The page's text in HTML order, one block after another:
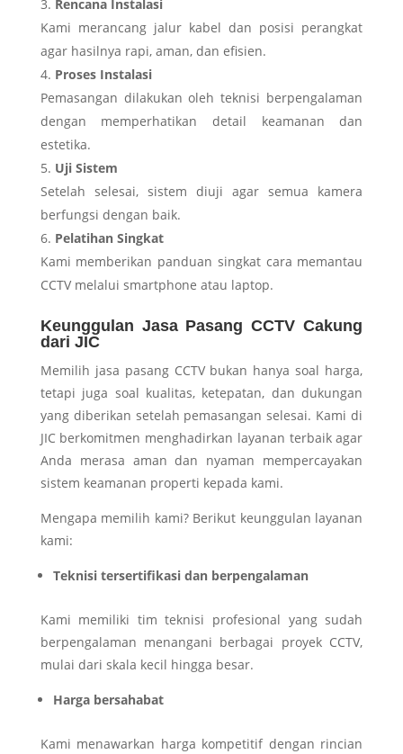
Rencana Instalasi
Kami merancang jalur kabel dan posisi perangkat
agar hasilnya rapi, aman, dan efisien.
Proses Instalasi
Pemasangan dilakukan oleh teknisi berpengalaman
dengan memperhatikan detail keamanan dan
estetika.
Uji Sistem
Setelah selesai, sistem diuji agar semua kamera
berfungsi dengan baik.
Pelatihan Singkat
Kami memberikan panduan singkat cara memantau
CCTV melalui smartphone atau laptop.
Keunggulan Jasa Pasang CCTV Cakung
dari JIC
Memilih jasa pasang CCTV bukan hanya soal harga,
tetapi juga soal kualitas, ketepatan, dan dukungan
yang diberikan setelah pemasangan selesai. Kami di
JIC berkomitmen menghadirkan layanan terbaik agar
Anda merasa aman dan nyaman mempercayakan
sistem keamanan properti kepada kami.
Mengapa memilih kami? Berikut keunggulan layanan
kami:
Teknisi tersertifikasi dan berpengalaman
Kami memiliki tim teknisi profesional yang sudah
berpengalaman menangani berbagai proyek CCTV,
mulai dari skala kecil hingga besar.
Harga bersahabat
Kami menawarkan harga kompetitif dengan rincian